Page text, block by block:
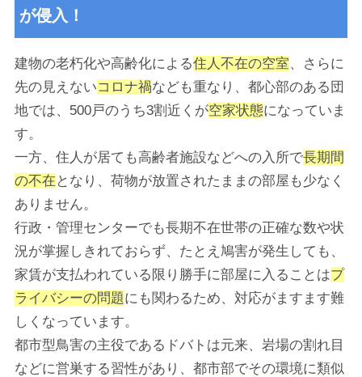
が侵入！
建物の老朽化や高齢化による住人不在の空室、さらに
先の見えないコロナ禍なども重なり、都心部のある団
地では、500戸のうち3割近くが空家状態になっていま
す。
一方、住人が居ても高齢者施設などへの入所で長期間
の不在 となり、荷物が放置されたままの部屋も少なく
ありません。
行政・管理センターでも長期不在世帯の正確な数や状
況が掌握しきれておらず、たとえ鳩害が発生しても、
家賃が支払われている限り勝手に部屋に入ることはプ
ライバシーの問題にも関わるため、対応がますます難
しくなっています。
都市型鳥害の主役であるドバトは元来、岩場の割れ目
などに営巣する習性があり、都市部でその環境に類似